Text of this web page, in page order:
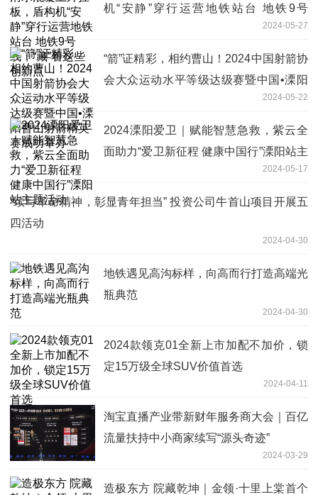
机“安静”穿行运营地铁站台 地铁9号
2024-05-27
“箭”证精彩，相约曹山！2024中国射箭协
会大众运动水平等级达级赛暨中国•溧阳
2024-05-22
2024溧阳爱卫｜赋能智慧急救，紫云全
面助力“爱卫新征程 健康中国行”溧阳站主
2024-05-17
“续写革命精神，彰显青年担当” 投资公司牛首山项目开展五
四活动
2024-04-30
地铁遇见高沟标样，向高而行打造高端光
瓶典范
2024-04-30
2024款领克01全新上市加配不加价，锁
定15万级全球SUV价值首选
2024-04-11
淘宝直播产业带新财年服务商大会｜百亿
流量扶持中小商家续写“源头奇迹”
2024-03-29
造极东方 院藏乾坤｜金领·十里上棠首个